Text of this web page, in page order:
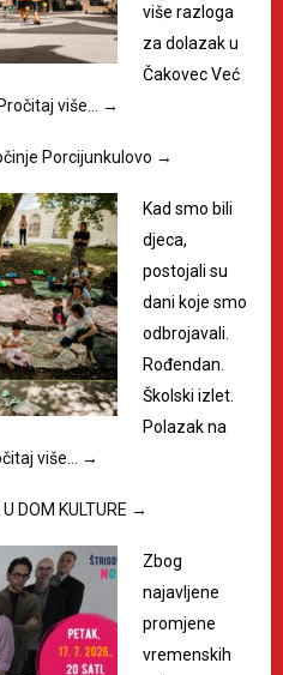
više razloga
za dolazak u
Čakovec Već
Pročitaj više… →
Porcijunkulovo →
Kad smo bili
djeca,
postojali su
dani koje smo
odbrojavali.
Rođendan.
Školski izlet.
Polazak na
više… →
DOM KULTURE →
Zbog
najavljene
promjene
vremenskih